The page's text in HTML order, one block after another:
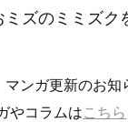
ズのミミズク
ンガ更新のお知
やコラムはこちら